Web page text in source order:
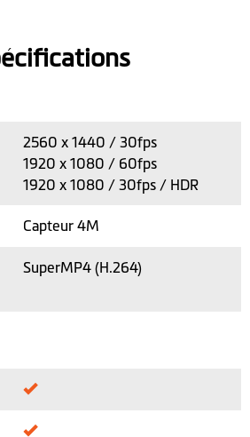
2560 x 1440 / 30fps
1920 x 1080 / 60fps
1920 x 1080 / 30fps / HDR
Capteur 4M
SuperMP4 (H.264)